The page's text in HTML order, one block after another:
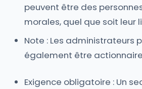
peuvent être des
morales, quel que soit leur
Note : Les administrateurs
également être
Exigence obligatoire : Un